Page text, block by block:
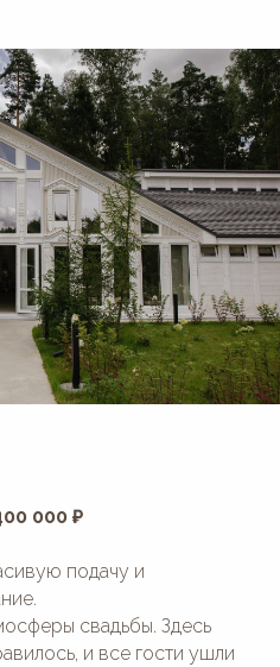
000 ₽
подачу и
свадьбы. Здесь
и все гости ушли